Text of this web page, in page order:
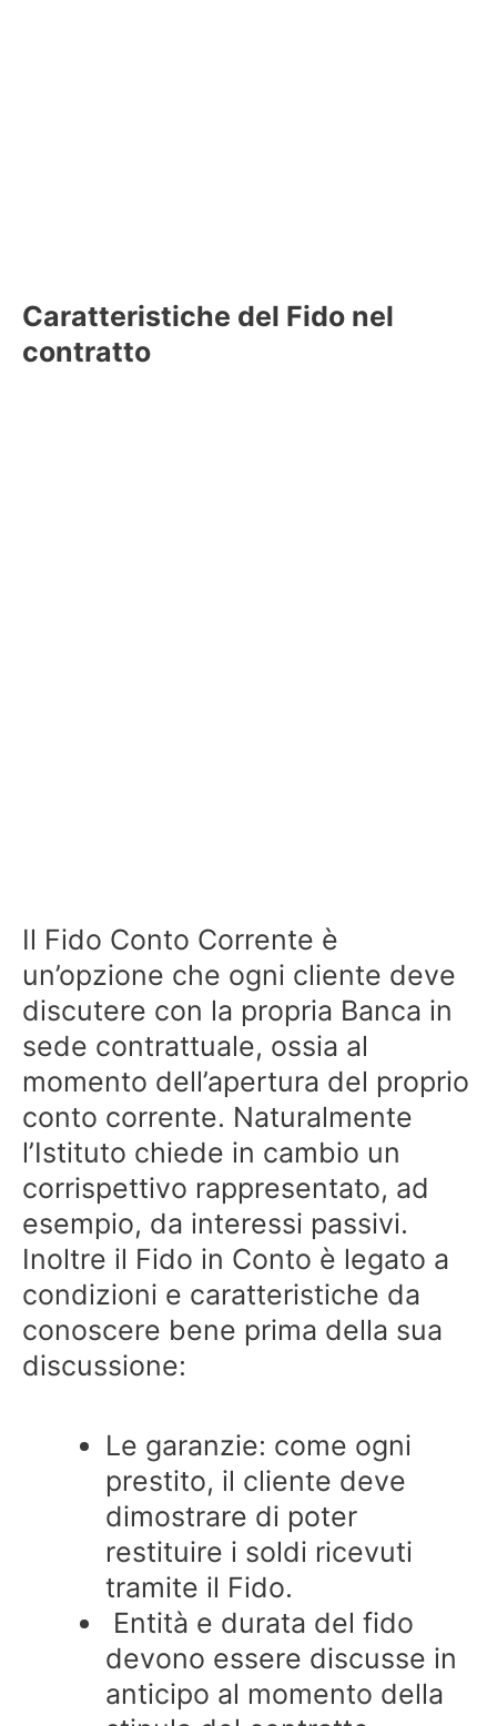
Caratteristiche del Fido nel
contratto
Il Fido Conto Corrente è
un’opzione che ogni cliente deve
discutere con la propria Banca in
sede contrattuale, ossia al
momento dell’apertura del proprio
conto corrente. Naturalmente
l’Istituto chiede in cambio un
corrispettivo rappresentato, ad
esempio, da interessi passivi.
Inoltre il Fido in Conto è legato a
condizioni e caratteristiche da
conoscere bene prima della sua
discussione:
Le garanzie: come ogni
prestito, il cliente deve
dimostrare di poter
restituire i soldi ricevuti
tramite il Fido.
Entità e durata del fido
devono essere discusse in
anticipo al momento della